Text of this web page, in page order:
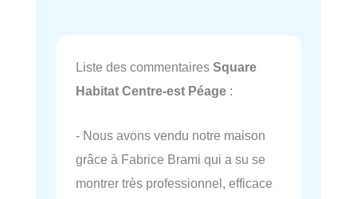
Liste des commentaires Square
Habitat Centre-est Péage :
- Nous avons vendu notre maison
grâce à Fabrice Brami qui a su se
montrer très professionnel, efficace